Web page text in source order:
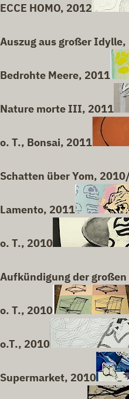
ECCE HOMO, 2012
Auszug aus großer
Bedrohte Meere, 2011
Nature morte III, 2011
o. T., Bonsai, 2011
Schatten über Yom,
Lamento, 2011
o. T., 2010
Aufkündigung der
o. T., 2010
o.T., 2010
Supermarket, 2010